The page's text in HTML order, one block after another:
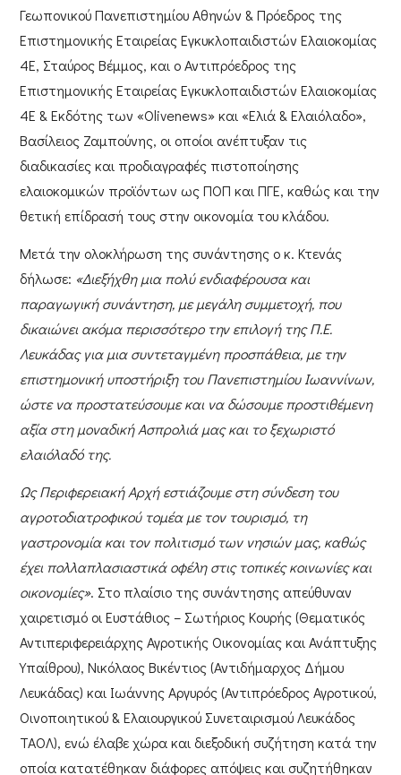
Γεωπονικού Πανεπιστημίου Αθηνών & Πρόεδρος της
Επιστημονικής Εταιρείας Εγκυκλοπαιδιστών Ελαιοκομίας
4E, Σταύρος Βέμμος, και ο Αντιπρόεδρος της
Επιστημονικής Εταιρείας Εγκυκλοπαιδιστών Ελαιοκομίας
4E & Εκδότης των «Olivenews» και «Ελιά & Ελαιόλαδο»,
Βασίλειος Ζαμπούνης, οι οποίοι ανέπτυξαν τις
διαδικασίες και προδιαγραφές πιστοποίησης
ελαιοκομικών προϊόντων ως ΠΟΠ και ΠΓΕ, καθώς και την
θετική επίδρασή τους στην οικονομία του κλάδου.
Μετά την ολοκλήρωση της συνάντησης οκ. Κτενάς
δήλωσε: «Διεξήχθη μια πολύ ενδιαφέρουσα και
παραγωγική συνάντηση, με μεγάλη συμμετοχή, που
δικαιώνει ακόμα περισσότερο την επιλογή της Π.Ε.
Λευκάδας για μια συντεταγμένη προσπάθεια, με την
επιστημονική υποστήριξη του Πανεπιστημίου Ιωαννίνων,
ώστε να προστατεύσουμε και να δώσουμε προστιθέμενη
αξία στη μοναδική Ασπρολιά μας και το ξεχωριστό
ελαιόλαδό της.
Ως Περιφερειακή Αρχή εστιάζουμε στη σύνδεση του
αγροτοδιατροφικού τομέα με τον τουρισμό, τη
γαστρονομία και τον πολιτισμό των νησιών μας, καθώς
έχει πολλαπλασιαστικά οφέλη στις τοπικές κοινωνίες και
οικονομίες». Στο πλαίσιο της συνάντησης απεύθυναν
χαιρετισμό οιΕυστάθιος – Σωτήριος Κουρής(Θεματικός
Αντιπεριφερειάρχης Αγροτικής Οικονομίας και Ανάπτυξης
Υπαίθρου),Νικόλαος Βικέντιος(Αντιδήμαρχος Δήμου
Λευκάδας) και Ιωάννης Αργυρός(Αντιπρόεδρος Αγροτικού,
Οινοποιητικού & Ελαιουργικού Συνεταιρισμού Λευκάδος
ΤΑΟΛ), ενώ έλαβε χώρα και διεξοδική συζήτηση κατά την
οποία κατατέθηκαν διάφορες απόψεις και συζητήθηκαν